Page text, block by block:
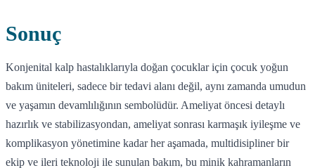
Sonuç
Konjenital kalp hastalıklarıyla doğan çocuklar için çocuk yoğun
bakım üniteleri, sadece bir tedavi alanı değil, aynı zamanda umudun
ve yaşamın devamlılığının sembolüdür. Ameliyat öncesi detaylı
hazırlık ve stabilizasyondan, ameliyat sonrası karmaşık iyileşme ve
komplikasyon yönetimine kadar her aşamada, multidisipliner bir
ekip ve ileri teknoloji ile sunulan bakım, bu minik kahramanların